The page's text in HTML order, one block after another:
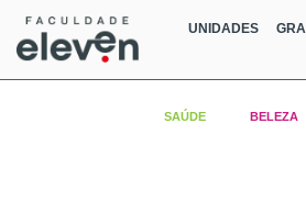
UNIDADES
SAÚDE BELEZA